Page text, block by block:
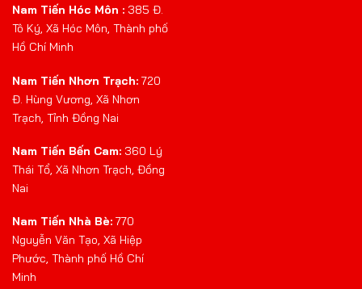
Nam Tiến Hóc Môn : 385 Đ.
Tô Ký, Xã Hóc Môn, Thành phố
Hồ Chí Minh
Nam Tiến Nhơn Trạch: 720
Đ. Hùng Vương, Xã Nhơn
Trạch, Tỉnh Đồng Nai
Nam Tiến Bến Cam: 360 Lý
Thái Tổ, Xã Nhơn Trạch, Đồng
Nai
Nam Tiến Nhà Bè: 770
Nguyễn Văn Tạo, Xã Hiệp
Phước, Thành phố Hồ Chí
Minh